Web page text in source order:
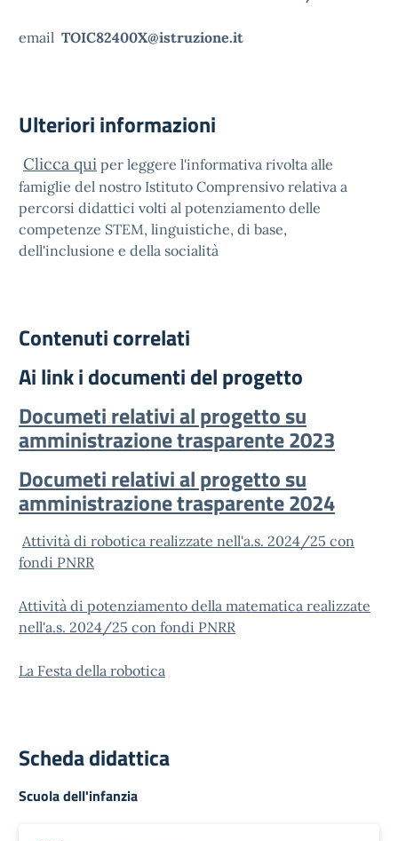
email TOIC82400X@istruzione.it
Ulteriori informazioni
Clicca qui per leggere l'informativa rivolta alle
famiglie del nostro Istituto Comprensivo relativa a
percorsi didattici volti al potenziamento delle
competenze STEM, linguistiche, di base,
dell'inclusione e della socialità
Contenuti correlati
Ai link i documenti del progetto
Documeti relativi al progetto su
amministrazione trasparente 2023
Documeti relativi al progetto su
amministrazione trasparente 2024
Attività di robotica realizzate nell'a.s. 2024/25 con
fondi PNRR
Attività di potenziamento della matematica realizzate
nell'a.s. 2024/25 con fondi PNRR
La Festa della robotica
Scheda didattica
Scuola dell'infanzia